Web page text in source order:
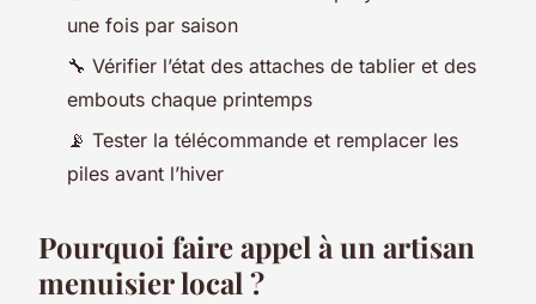
une fois par saison
🔧 Vérifier l’état des attaches de tablier et des
embouts chaque printemps
📡 Tester la télécommande et remplacer les
piles avant l’hiver
Pourquoi faire appel à un artisan
menuisier local ?